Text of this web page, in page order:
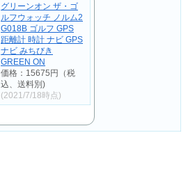
グリーンオン ザ・ゴ
ルフウォッチ ノルム2
G018B ゴルフ GPS
距離計 時計 ナビ GPS
ナビ みちびき
GREEN ON
価格：15675円（税
込、送料別)
(2021/7/18時点)